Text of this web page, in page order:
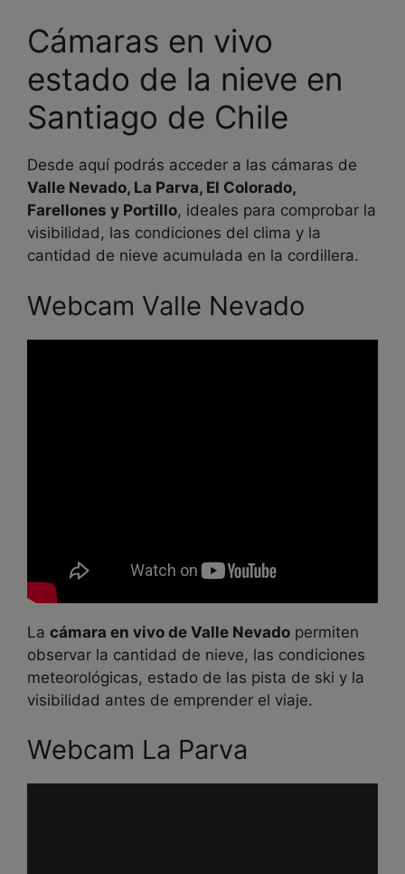
Cámaras en vivo
estado de la nieve en
Santiago de Chile
Desde aquí podrás acceder a las cámaras de
Valle Nevado, La Parva, El Colorado,
Farellones y Portillo, ideales para comprobar la
visibilidad, las condiciones del clima y la
cantidad de nieve acumulada en la cordillera.
Webcam Valle Nevado
La cámara en vivo de Valle Nevado permiten
observar la cantidad de nieve, las condiciones
meteorológicas, estado de las pista de ski y la
visibilidad antes de emprender el viaje.
Webcam La Parva